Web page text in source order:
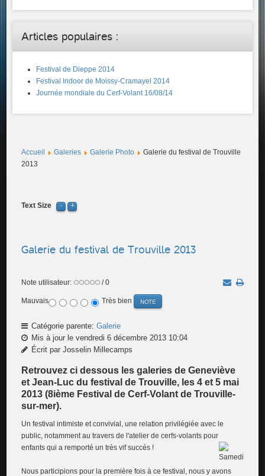
Articles populaires :
Festival de Dieppe 2014
Festival Indoor de Moissy-Cramayel 2014
Journée mondiale du Cerf-Volant 16/08/14
Accueil Galeries Galerie Photo
Galerie du festival de Trouville
2013
Text Size
Galerie du festival de Trouville 2013
Note utilisateur: / 0
Mauvais Très bien
Catégorie parente:Galerie
Mis à jour le vendredi 6 décembre 2013 10:04
Écrit par Josselin Millecamps
Retrouvez ci dessous les galeries de Geneviève
et Jean-Luc du festival de Trouville, les 4 et 5 mai
2013 (8ième Festival de Cerf-Volant de Trouville-
sur-mer).
Un festival intimiste et convivial, une relation privilégiée avec le
public, notamment au travers de l'atelier de cerfs-volants pour
enfants qui a remporté un très vif succés !
Nous participions pour la première fois à ce festival, nous y avons